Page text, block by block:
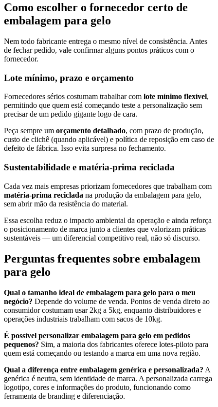
Como escolher o fornecedor certo de
embalagem para gelo
Nem todo fabricante entrega o mesmo nível de consistência. Antes
de fechar pedido, vale confirmar alguns pontos práticos com o
fornecedor.
Lote mínimo, prazo e orçamento
Fornecedores sérios costumam trabalhar com lote mínimo flexível,
permitindo que quem está começando teste a personalização sem
precisar de um pedido gigante logo de cara.
Peça sempre um orçamento detalhado, com prazo de produção,
custo de clichê (quando aplicável) e política de reposição em caso de
defeito de fábrica. Isso evita surpresa no fechamento.
Sustentabilidade e matéria-prima reciclada
Cada vez mais empresas priorizam fornecedores que trabalham com
matéria-prima reciclada na produção da embalagem para gelo,
sem abrir mão da resistência do material.
Essa escolha reduz o impacto ambiental da operação e ainda reforça
o posicionamento de marca junto a clientes que valorizam práticas
sustentáveis — um diferencial competitivo real, não só discurso.
Perguntas frequentes sobre embalagem
para gelo
Qual o tamanho ideal de embalagem para gelo para o meu
negócio? Depende do volume de venda. Pontos de venda direto ao
consumidor costumam usar 2kg a 5kg, enquanto distribuidores e
operações industriais trabalham com sacos de 10kg.
É possível personalizar embalagem para gelo em pedidos
pequenos? Sim, a maioria dos fabricantes oferece lotes-piloto para
quem está começando ou testando a marca em uma nova região.
Qual a diferença entre embalagem genérica e personalizada? A
genérica é neutra, sem identidade de marca. A personalizada carrega
logotipo, cores e informações do produto, funcionando como
ferramenta de branding e diferenciação.